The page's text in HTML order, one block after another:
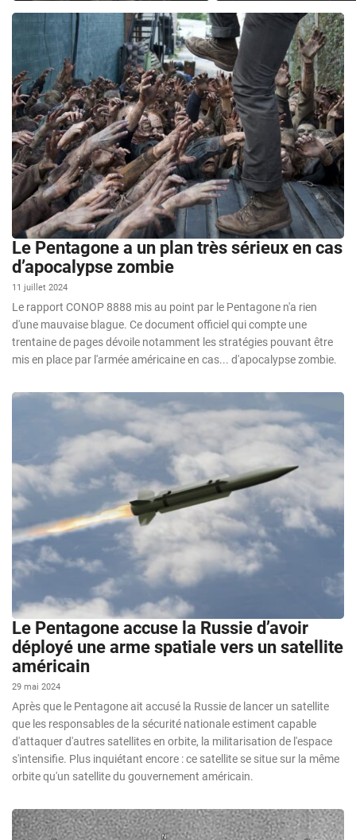
Le Pentagone a un plan très sérieux en cas
d’apocalypse zombie
11 juillet 2024
Le rapport CONOP 8888 mis au point par le Pentagone n'a rien
d'une mauvaise blague. Ce document officiel qui compte une
trentaine de pages dévoile notamment les stratégies pouvant être
mis en place par l'armée américaine en cas... d'apocalypse zombie.
Le Pentagone accuse la Russie d’avoir
déployé une arme spatiale vers un satellite
américain
29 mai 2024
Après que le Pentagone ait accusé la Russie de lancer un satellite
que les responsables de la sécurité nationale estiment capable
d'attaquer d'autres satellites en orbite, la militarisation de l'espace
s'intensifie. Plus inquiétant encore : ce satellite se situe sur la même
orbite qu'un satellite du gouvernement américain.